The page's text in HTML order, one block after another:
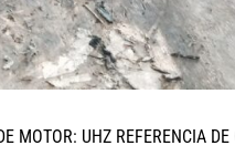
MOTOR: UHZ REFERENCIA